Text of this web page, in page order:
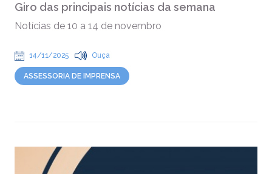
Giro das principais notícias da semana
Notícias de 10 a 14 de novembro
14/11/2025 Ouça
ASSESSORIA DE IMPRENSA